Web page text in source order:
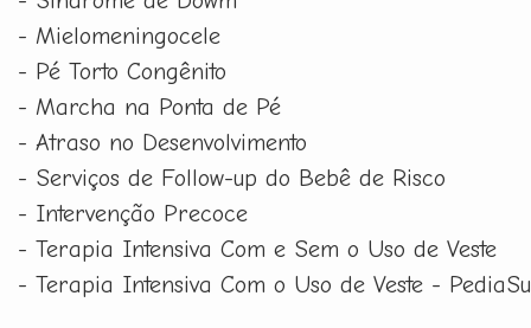
- Mielomeningocele
- Pé Torto Congênito
- Marcha na Ponta de Pé
- Atraso no Desenvolvimento
- Serviços de Follow-up do Bebê de Risco
- Intervenção Precoce
- Terapia Intensiva Com e Sem o Uso de Veste
- Terapia Intensiva Com o Uso de Veste -